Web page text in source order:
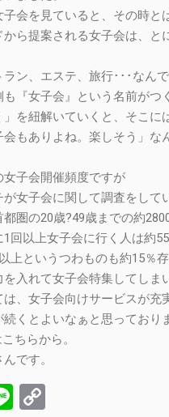
会を見ていると、その時と
ら提案される女子会は、と
ン、エステ、旅行･･･なん
『女子会』という名前がつ
を紐解いていくと、そこに
会もありよね。楽しそう」
女子会開催頻度ですが
女子会に関して調査をして
圏の20歳?49歳までの約
回以上女子会に行く人は約
上というつわものも約15％存
入れて女子会特集してしま
、女子会向けサービスが
くとよいなぁと思っており
ちらから。
です。
Line